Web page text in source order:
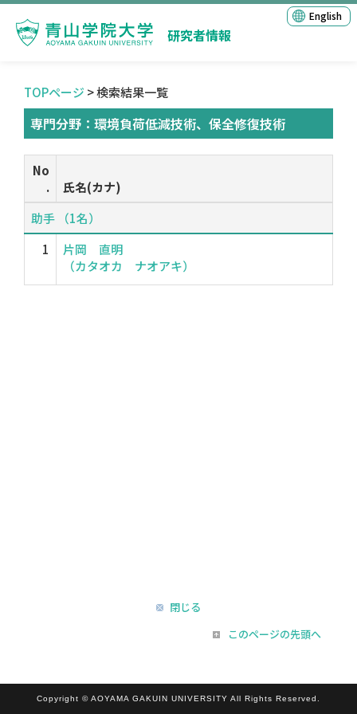
研究者情報
English
TOPページ > 検索結果一覧
専門分野：環境負荷低減技術、保全修復技術
No
.
氏名(カナ)
助手 （1名）
1
片岡 直明
（カタオカ ナオアキ）
閉じる
このページの先頭へ
Copyright © AOYAMA GAKUIN UNIVERSITY All Rights Reserved.